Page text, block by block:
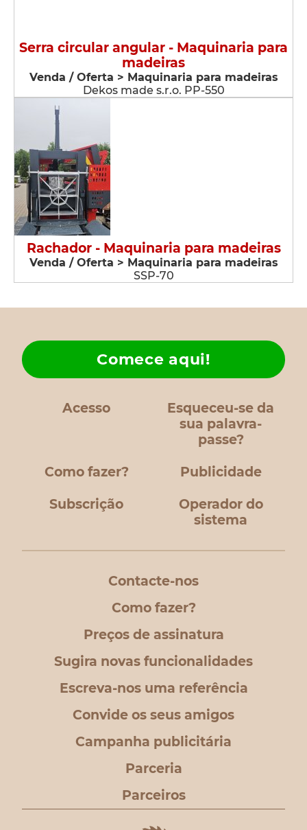
Serra circular angular - Maquinaria para
madeiras
Venda / Oferta > Maquinaria para madeiras
Dekos made s.r.o. PP-550
Rachador - Maquinaria para madeiras
Venda / Oferta > Maquinaria para madeiras
SSP-70
Acesso
Esqueceu-se da
sua palavra-
passe?
Como fazer?
Comece aqui!
Publicidade
Subscrição
Operador do
sistema
Contacte-nos
Como fazer?
Preços de assinatura
Sugira novas funcionalidades
Escreva-nos uma referência
Convide os seus amigos
Campanha publicitária
Parceria
Parceiros